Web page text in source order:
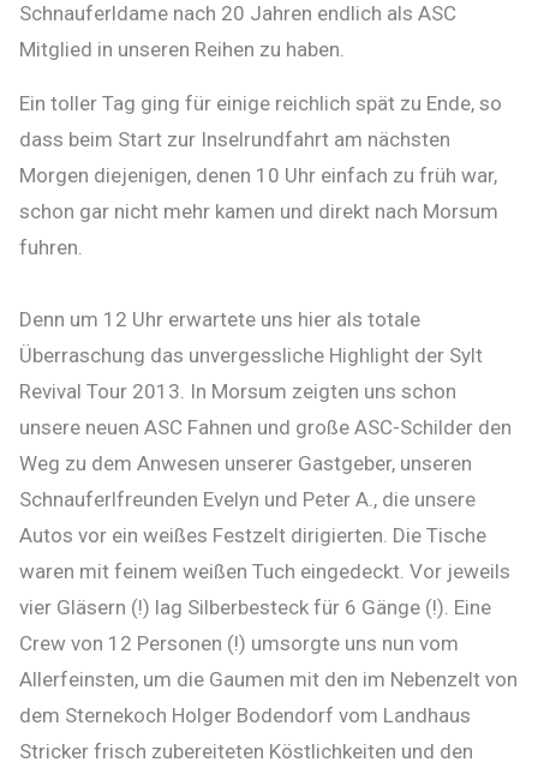
Schnauferldame nach 20 Jahren endlich als ASC
Mitglied in unseren Reihen zu haben.
Ein toller Tag ging für einige reichlich spät zu Ende, so
dass beim Start zur Inselrundfahrt am nächsten
Morgen diejenigen, denen 10 Uhr einfach zu früh war,
schon gar nicht mehr kamen und direkt nach Morsum
fuhren.
Denn um 12 Uhr erwartete uns hier als totale
Überraschung das unvergessliche Highlight der Sylt
Revival Tour 2013. In Morsum zeigten uns schon
unsere neuen ASC Fahnen und große ASC-Schilder den
Weg zu dem Anwesen unserer Gastgeber, unseren
Schnauferlfreunden Evelyn und Peter A., die unsere
Autos vor ein weißes Festzelt dirigierten. Die Tische
waren mit feinem weißen Tuch eingedeckt. Vor jeweils
vier Gläsern (!) lag Silberbesteck für 6 Gänge (!). Eine
Crew von 12 Personen (!) umsorgte uns nun vom
Allerfeinsten, um die Gaumen mit den im Nebenzelt von
dem Sternekoch Holger Bodendorf vom Landhaus
Stricker frisch zubereiteten Köstlichkeiten und den